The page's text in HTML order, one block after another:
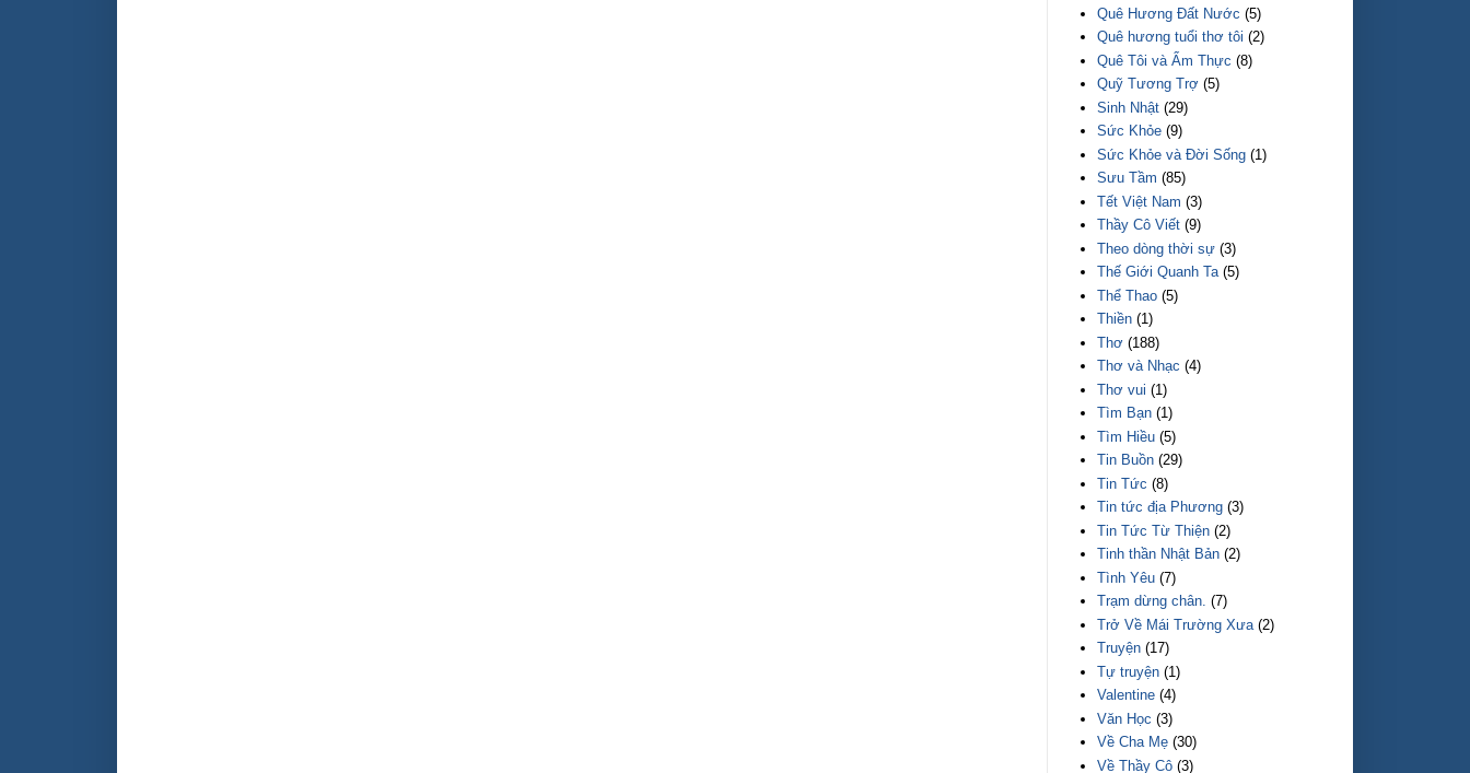
Quê Hương Đất Nước (5)
Quê hương tuổi thơ tôi (2)
Quê Tôi và Ẩm Thực (8)
Quỹ Tương Trợ (5)
Sinh Nhật (29)
Sức Khỏe (9)
Sức Khỏe và Đời Sống (1)
Sưu Tầm (85)
Tết Việt Nam (3)
Thầy Cô Viết (9)
Theo dòng thời sự (3)
Thế Giới Quanh Ta (5)
Thể Thao (5)
Thiền (1)
Thơ (188)
Thơ và Nhạc (4)
Thơ vui (1)
Tìm Bạn (1)
Tìm Hiều (5)
Tin Buồn (29)
Tin Tức (8)
Tin tức địa Phương (3)
Tin Tức Từ Thiện (2)
Tinh thần Nhật Bản (2)
Tình Yêu (7)
Trạm dừng chân. (7)
Trở Về Mái Trường Xưa (2)
Truyện (17)
Tự truyện (1)
Valentine (4)
Văn Học (3)
Về Cha Mẹ (30)
Về Thầy Cô (3)